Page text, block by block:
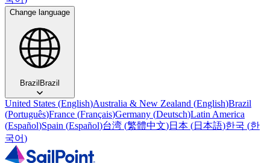
Change language
BrazilBrazil
United States (English)Australia & New Zealand (English)Brazil
(Português)France (Français)Germany (Deutsch)Latin America
(Español)Spain (Español)台湾 (繁體中文)日本 (日本語)한국 (한
국어)